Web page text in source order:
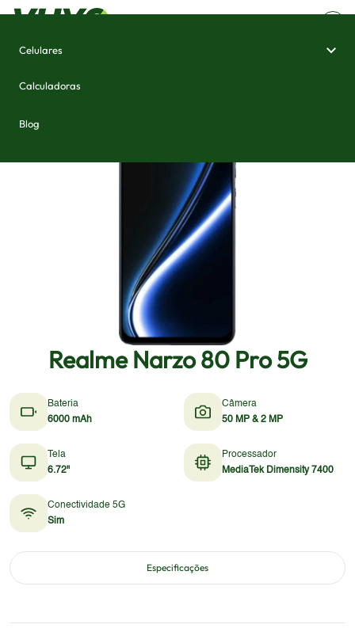
Celulares
Calculadoras
Blog
Realme Narzo 80 Pro 5G
Bateria
6000 mAh
Câmera
50 MP & 2 MP
Tela
6.72"
Processador
MediaTek Dimensity 7400
Conectividade 5G
Sim
Especificações